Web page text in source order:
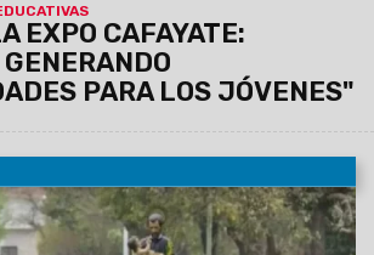
EXPO CAFAYATE:
PARA LOS JÓVENES"
incluye las paradas que una vez
volverán a su ubicación habitual.